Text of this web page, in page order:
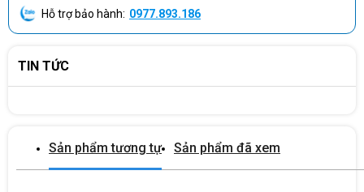
IW cho phép bạn dễ dàng cài đặt và kết nối với mạng Wi-Fi trong
văn phòng bất kỳ lúc nào, bất kể bạn đang ở đâu.
Hỗ trợ bảo hành: 0977.893.186
TIN TỨC
Sản phẩm tương tự Sản phẩm đã xem